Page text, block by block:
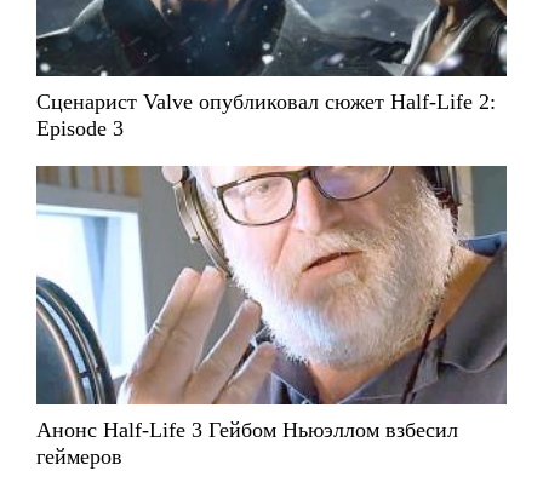
Сценарист Valve опубликовал сюжет Half-Life 2:
Episode 3
Анонс Half-Life 3 Гейбом Ньюэллом взбесил
геймеров